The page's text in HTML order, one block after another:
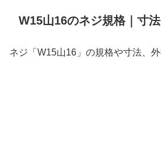
W15山16のネジ規格｜寸
ネジ「W15山16」の規格や寸法、外